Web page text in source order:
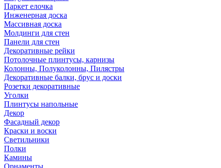
Паркет елочка
Инженерная доска
Массивная доска
Молдинги для стен
Панели для стен
Декоративные рейки
Потолочные плинтусы, карнизы
Колонны, Полуколонны, Пилястры
Декоративные балки, брус и доски
Розетки декоративные
Уголки
Плинтусы напольные
Декор
Фасадный декор
Краски и воски
Светильники
Полки
Камины
Орнаменты